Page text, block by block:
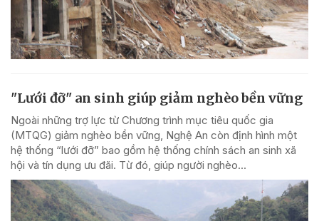
"Lưới đỡ" an sinh giúp giảm nghèo bền vững
Ngoài những trợ lực từ Chương trình mục tiêu quốc gia
(MTQG) giảm nghèo bền vững, Nghệ An còn định hình một
hệ thống “lưới đỡ” bao gồm hệ thống chính sách an sinh xã
hội và tín dụng ưu đãi. Từ đó, giúp người nghèo...